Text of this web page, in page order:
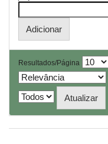
Resultados/Página